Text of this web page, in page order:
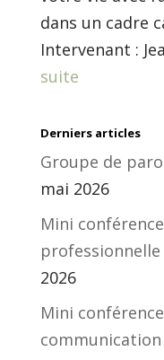
dans un cadre
Intervenant :
suite
Derniers articles
Groupe de
mai 2026
Mini
2026
Mini
communication